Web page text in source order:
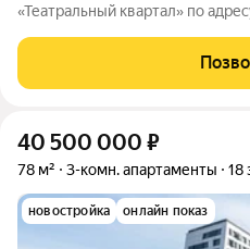
«Театральный квартал» по
этаж 4 из 19, секция 1. Тип
монолит,
40 500 000 ₽
78 м² 3-комн. апартаменты 18
новостройка онлайн показ